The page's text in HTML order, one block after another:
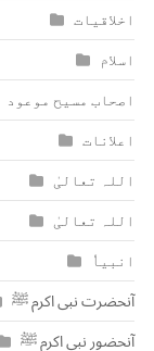
اخلاقیات
اسلام
اصحاب مسیح موعود
اعلانات
اللہ تعالیٰ
اللہ تعالیٰ
انبیاٗ
آنحضرت نبی اکرم ﷺ
آنحضور نبی اکرم ﷺ